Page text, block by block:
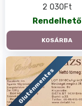
2 030Ft
Rendelhető
KOSÁRBA
Gluténmentes